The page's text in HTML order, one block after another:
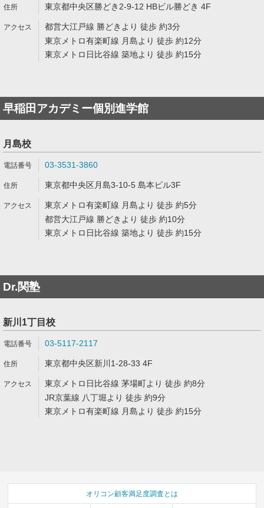
東京都中央区勝どき2-9-12 HBビル勝どき 4F
都営大江戸線 勝どきより 徒歩 約3分
東京メトロ有楽町線 月島より 徒歩 約12分
東京メトロ日比谷線 築地より 徒歩 約15分
早稲田アカデミー個別進学館
月島校
03-3531-3860
東京都中央区月島3-10-5 島本ビル3F
東京メトロ有楽町線 月島より 徒歩 約5分
都営大江戸線 勝どきより 徒歩 約10分
東京メトロ日比谷線 築地より 徒歩 約15分
Dr.関塾
新川1丁目校
03-5117-2117
東京都中央区新川1-28-33 4F
東京メトロ日比谷線 茅場町より 徒歩 約8分
JR京葉線 八丁堀より 徒歩 約9分
東京メトロ有楽町線 月島より 徒歩 約15分
オリコン顧客満足度調査とは